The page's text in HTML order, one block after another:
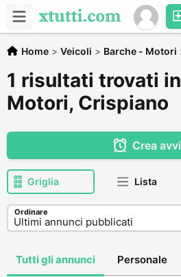
Home > Veicoli > Barche - Motori
1 risultati trovati
Motori, Crispiano
Crea
Griglia Lista
Ordinare
Tutti gli annunci Personale